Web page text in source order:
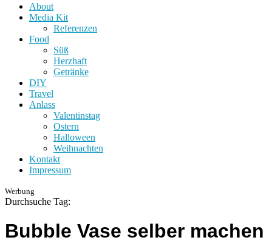
About
Media Kit
Referenzen
Food
Süß
Herzhaft
Getränke
DIY
Travel
Anlass
Valentinstag
Ostern
Halloween
Weihnachten
Kontakt
Impressum
Werbung
Durchsuche Tag:
Bubble Vase selber machen